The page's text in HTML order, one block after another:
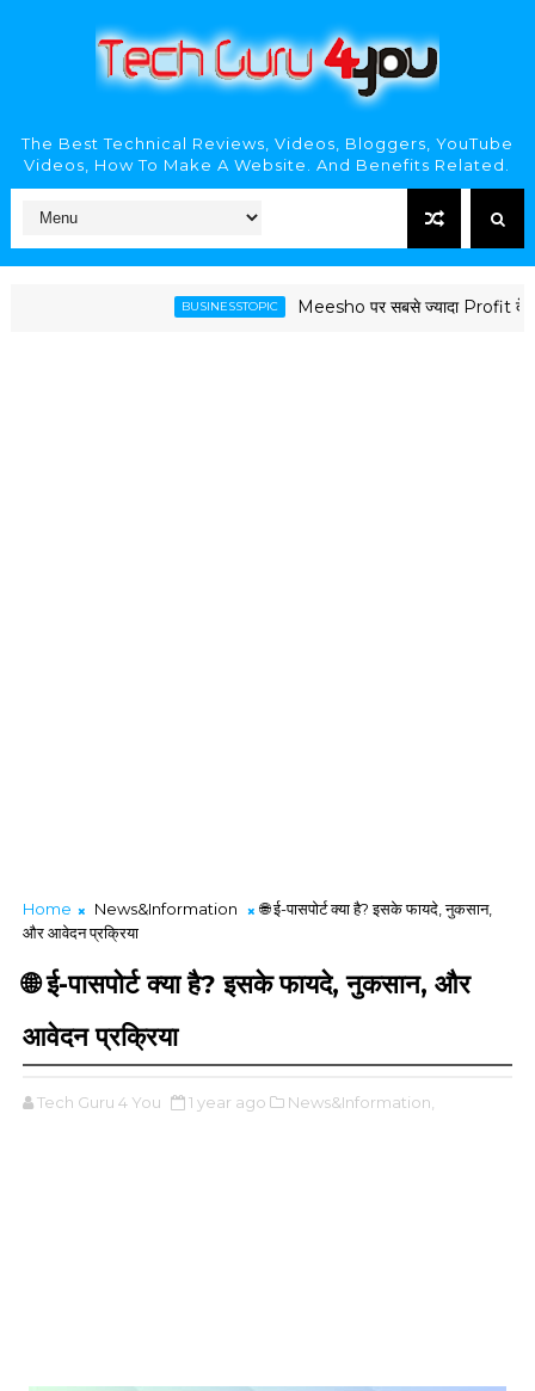
The Best Technical Reviews, Videos, Bloggers, YouTube
Videos, How To Make A Website. And Benefits Related.
BUSINESSTOPIC Meesho पर सबसे ज्यादा Profit देने वाले
Home News&Information
🌐 ई-पासपोर्ट क्या है? इसके फायदे, नुकसान,
और आवेदन प्रक्रिया
🌐 ई-पासपोर्ट क्या है? इसके फायदे, नुकसान, और
आवेदन प्रक्रिया
Tech Guru 4 You 1 year ago News&Information,